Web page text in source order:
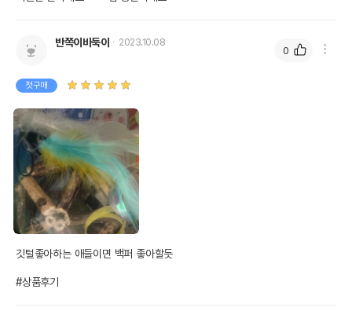
반쪽이바둑이 2023.10.08
첫구매
깃털좋아하는 애들이면 백퍼 좋아할듯
#상품후기
0